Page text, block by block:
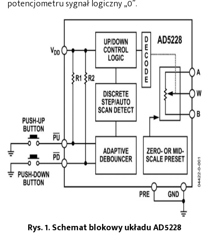
potencjometru sygnał logiczny „0”.
Rys. 1. Schemat blokowy układu AD5228